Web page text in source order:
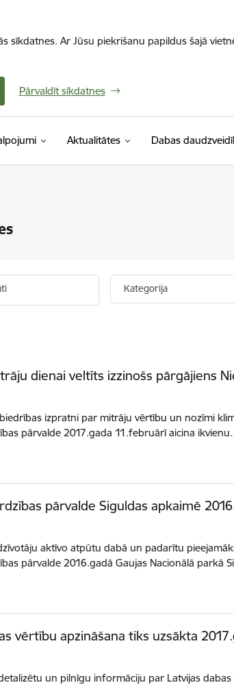
sīkdatnes. Ar Jūsu piekrišanu papildus šajā
Pārvaldīt sīkdatnes
Aktualitātes Dabas
Kategorija
dienai veltīts izzinošs pārgājiens
izpratni par mitrāju vērtību un nozīmi
pārvalde 2017.gada 11.februārī aicina
pārvalde Siguldas apkaimē
aktīvo atpūtu dabā un padarītu
pārvalde 2016.gadā Gaujas Nacionālā parkā
vērtību apzināšana tiks uzsākta
un pilnīgu informāciju par Latvijas